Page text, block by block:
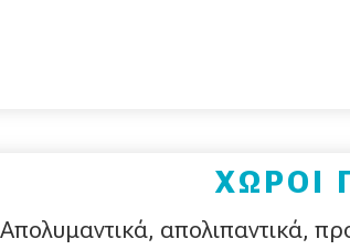
ΧΩΡΟΙ
Απολυμαντικά, απολιπαντικά,